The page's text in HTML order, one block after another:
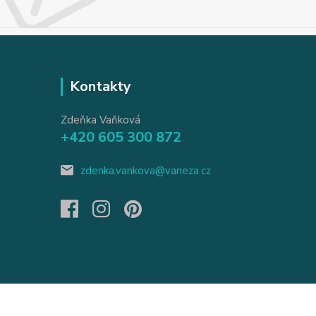
Kontakty
Zdeňka Vaňková
+420 605 300 872
zdenka.vankova@vaneza.cz